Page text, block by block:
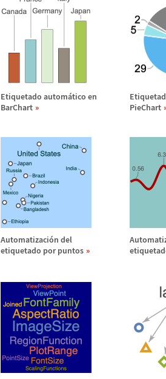
Etiquetado automático en
BarChart
PieChart
Automatización del
etiquetado por puntos